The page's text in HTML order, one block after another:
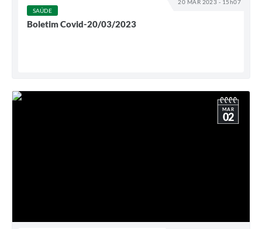
20 MAR 2023 - 15h07
SAÚDE
Boletim Covid-20/03/2023
MAR
02